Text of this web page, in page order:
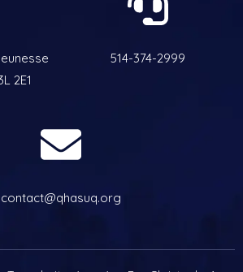
2E1
514-374-2999
contact@qhasuq.org